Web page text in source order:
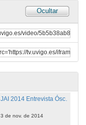
Ocultar JAI 2014 Entrevista Jordi Boza
Integrated Drive Systems. O futuro da perfecta integración dos accionametos e a automatización
3 de nov. de 2014
3 de nov. de 2014